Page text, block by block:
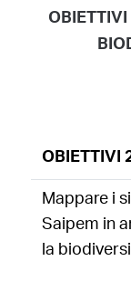
Mappare i
Saipem in
la